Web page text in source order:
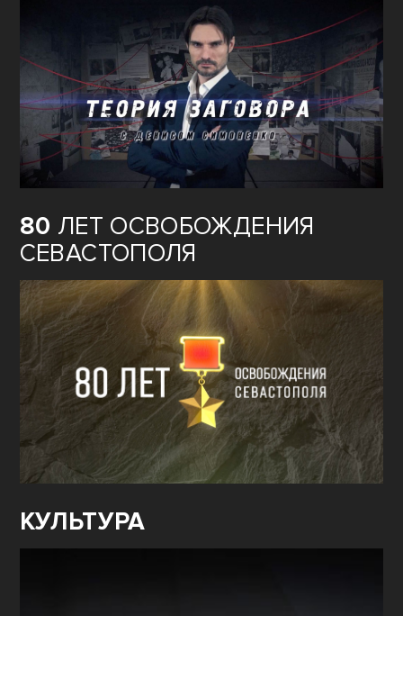
80 ЛЕТ ОСВОБОЖДЕНИЯ
СЕВАСТОПОЛЯ
КУЛЬТУРА